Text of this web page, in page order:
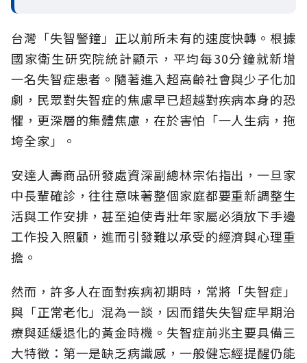
台灣「失智警鐘」正以前所未有的速度快轉。根據
國家衛生研究院統計顯示，平均每30分鐘就新增
一名失智症患者。隨著進入超高齡社會與少子化加
劇，民眾對失智症的焦慮早已超越對疾病本身的恐
懼，更深層的集體焦慮，在於害怕「一人生病，拖
垮全家」。
安達人壽商品研發處資深副總林宗佑指出，一旦家
中長輩確診，往往意味著整個家庭都要重新調整生
活與工作安排，甚至迫使青壯年家屬必須放下手邊
工作投入照顧，進而引發難以承受的經濟與心理重
擔。
然而，許多人在面對疾病初期時，常將「失智症」
與「正常老化」混為一談，因而錯失失智症早期治
療與延緩退化的黃金時機。失智症前兆主要具備三
大特徵：第一是缺乏病識感，一般健忘經提醒仍能